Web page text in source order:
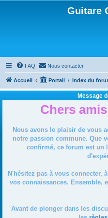
Guitare
FAQ Nous contacter
Accueil Portail Index du
Message
Chers
Nous avons le plaisir de vous
notre passion commune. Que
confirmé, ce forum est un
N'hésitez pas à vous connecter,
vos connaissances. Ensemble,
Avant de plonger dans les